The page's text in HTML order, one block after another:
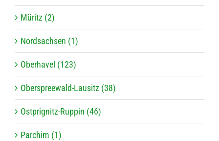
Müritz (2)
Nordsachsen (1)
Oberhavel (123)
Oberspreewald-Lausitz (38)
Ostprignitz-Ruppin (46)
Parchim (1)